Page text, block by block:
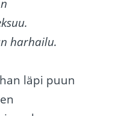
harhailu.
läpi puun